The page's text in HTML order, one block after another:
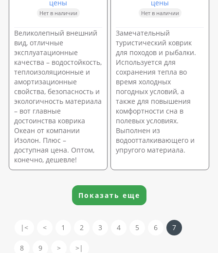
цены
Нет в наличии
Великолепный внешний
вид, отличные
эксплуатационные
качества – водостойкость,
теплоизоляционные и
амортизационные
свойства, безопасность и
экологичность материала
– вот главные
достоинства коврика
Океан от компании
Изолон. Плюс –
доступная цена. Оптом,
конечно, дешевле!
цены
Нет в наличии
Замечательный
туристический коврик
для походов и рыбалки.
Используется для
сохранения тепла во
время холодных
погодных условий, а
также для повышения
комфортности сна в
полевых условиях.
Выполнен из
водоотталкивающего и
упругого материала.
Показать еще
|< < 1 2 3 4 5 6 7
8 9 > >|